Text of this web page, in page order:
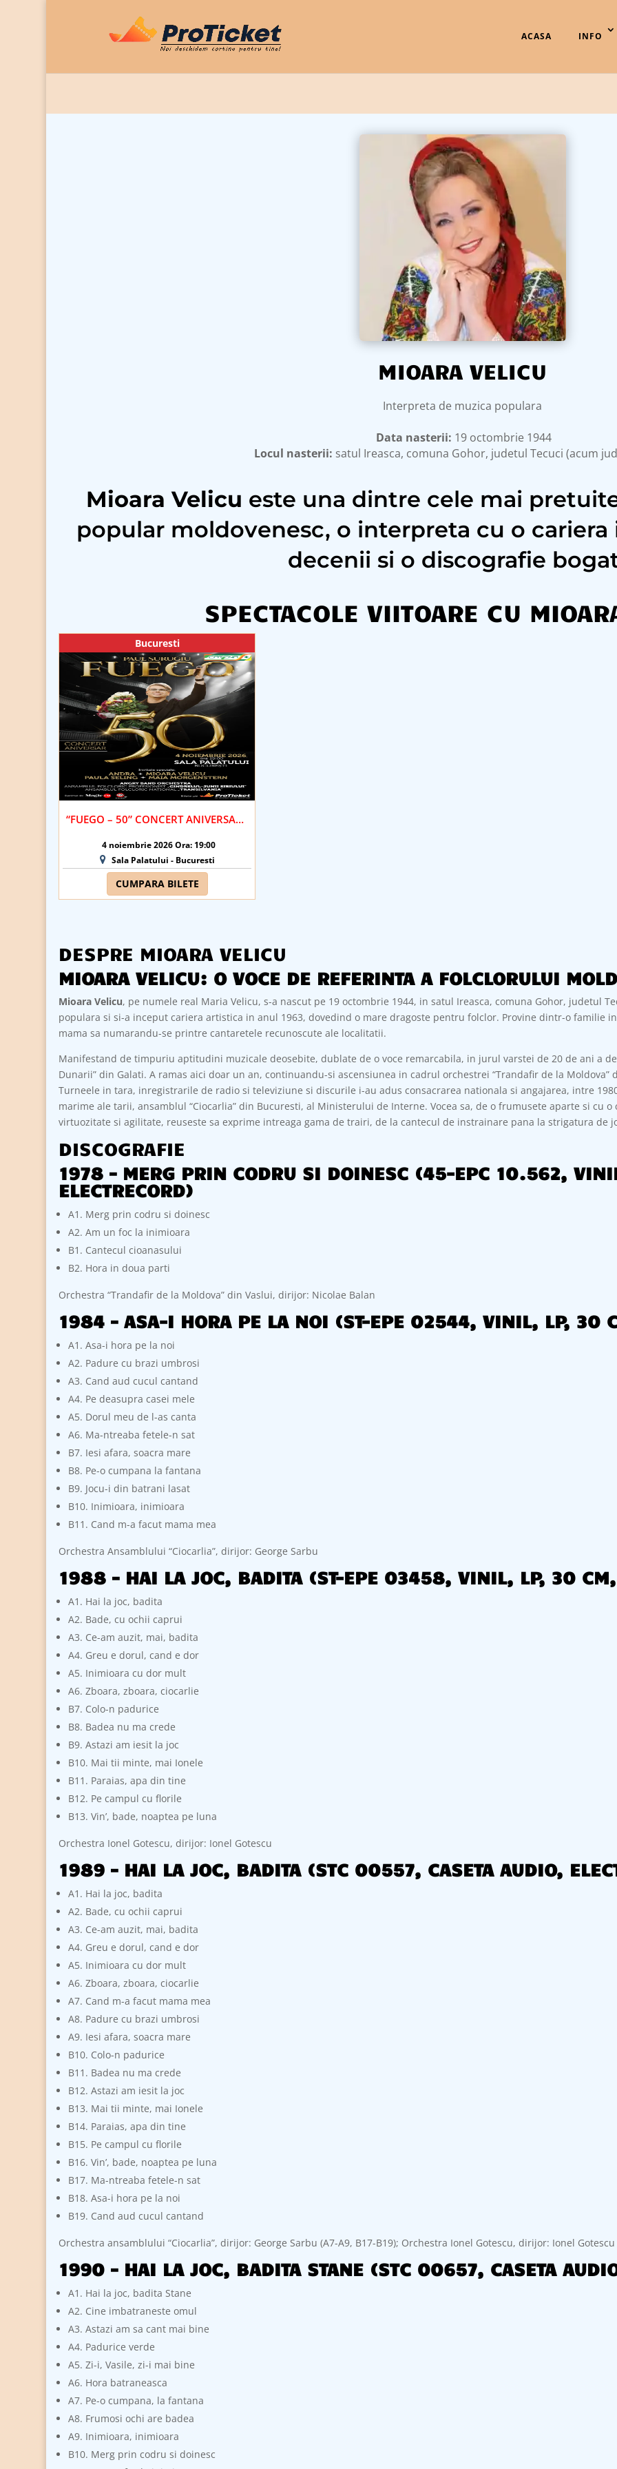
ACASA INFO
MIOARA VELICU
Interpreta de muzica populara
Data nasterii: 19 octombrie 1944
Locul nasterii: satul Ireasca, comuna Gohor, judetul Tecuci (acum
Mioara Velicu este una dintre cele mai
popular moldovenesc, o interpreta cu o
decenii si o discografie
SPECTACOLE VIITOARE CU
Bucuresti
“FUEGO – 50” CONCERT ANIVERSAR PAUL SURUGIU | BUCURESTI
4 noiembrie 2026 Ora: 19:00
Sala Palatului - Bucuresti
CUMPARA BILETE
DESPRE MIOARA VELICU
MIOARA VELICU: O VOCE DE REFERINTA A FOLCLORULUI
Mioara Velicu, pe numele real Maria Velicu, s-a nascut pe 19 octombrie 1944, in satul Ireasca, comuna Gohor, judetul
populara si si-a inceput cariera artistica in anul 1963, dovedind o mare dragoste pentru folclor. Provine dintr-o familie
mama sa numarandu-se printre cantaretele recunoscute ale localitatii.
Manifestand de timpuriu aptitudini muzicale deosebite, dublate de o voce remarcabila, in jurul varstei de 20 de ani a
Dunarii” din Galati. A ramas aici doar un an, continuandu-si ascensiunea in cadrul orchestrei “Trandafir de la Moldova”
Turneele in tara, inregistrarile de radio si televiziune si discurile i-au adus consacrarea nationala si angajarea, intre
marime ale tarii, ansamblul “Ciocarlia” din Bucuresti, al Ministerului de Interne. Vocea sa, de o frumusete aparte si cu
virtuozitate si agilitate, reuseste sa exprime intreaga gama de trairi, de la cantecul de instrainare pana la strigatura de
DISCOGRAFIE
1978 – MERG PRIN CODRU SI DOINESC (45-EPC 10.562,
ELECTRECORD)
A1. Merg prin codru si doinesc
A2. Am un foc la inimioara
B1. Cantecul cioanasului
B2. Hora in doua parti
Orchestra “Trandafir de la Moldova” din Vaslui, dirijor: Nicolae Balan
1984 – ASA-I HORA PE LA NOI (ST-EPE 02544, VINIL, LP, 30
A1. Asa-i hora pe la noi
A2. Padure cu brazi umbrosi
A3. Cand aud cucul cantand
A4. Pe deasupra casei mele
A5. Dorul meu de l-as canta
A6. Ma-ntreaba fetele-n sat
B7. Iesi afara, soacra mare
B8. Pe-o cumpana la fantana
B9. Jocu-i din batrani lasat
B10. Inimioara, inimioara
B11. Cand m-a facut mama mea
Orchestra Ansamblului “Ciocarlia”, dirijor: George Sarbu
1988 – HAI LA JOC, BADITA (ST-EPE 03458, VINIL, LP, 30 CM,
A1. Hai la joc, badita
A2. Bade, cu ochii caprui
A3. Ce-am auzit, mai, badita
A4. Greu e dorul, cand e dor
A5. Inimioara cu dor mult
A6. Zboara, zboara, ciocarlie
B7. Colo-n padurice
B8. Badea nu ma crede
B9. Astazi am iesit la joc
B10. Mai tii minte, mai Ionele
B11. Paraias, apa din tine
B12. Pe campul cu florile
B13. Vin’, bade, noaptea pe luna
Orchestra Ionel Gotescu, dirijor: Ionel Gotescu
1989 – HAI LA JOC, BADITA (STC 00557, CASETA AUDIO,
A1. Hai la joc, badita
A2. Bade, cu ochii caprui
A3. Ce-am auzit, mai, badita
A4. Greu e dorul, cand e dor
A5. Inimioara cu dor mult
A6. Zboara, zboara, ciocarlie
A7. Cand m-a facut mama mea
A8. Padure cu brazi umbrosi
A9. Iesi afara, soacra mare
B10. Colo-n padurice
B11. Badea nu ma crede
B12. Astazi am iesit la joc
B13. Mai tii minte, mai Ionele
B14. Paraias, apa din tine
B15. Pe campul cu florile
B16. Vin’, bade, noaptea pe luna
B17. Ma-ntreaba fetele-n sat
B18. Asa-i hora pe la noi
B19. Cand aud cucul cantand
Orchestra ansamblului “Ciocarlia”, dirijor: George Sarbu (A7-A9, B17-B19); Orchestra Ionel Gotescu, dirijor: Ionel Gotescu
1990 – HAI LA JOC, BADITA STANE (STC 00657, CASETA
A1. Hai la joc, badita Stane
A2. Cine imbatraneste omul
A3. Astazi am sa cant mai bine
A4. Padurice verde
A5. Zi-i, Vasile, zi-i mai bine
A6. Hora batraneasca
A7. Pe-o cumpana, la fantana
A8. Frumosi ochi are badea
A9. Inimioara, inimioara
B10. Merg prin codru si doinesc